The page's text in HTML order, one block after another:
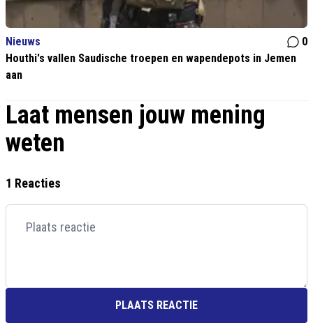
Nieuws
0
Houthi's vallen Saudische troepen en wapendepots in Jemen
aan
Laat mensen jouw mening
weten
1 Reacties
PLAATS REACTIE